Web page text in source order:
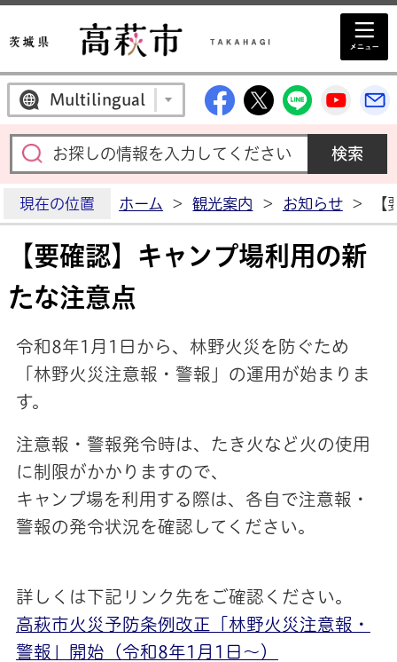
Multilingual 高萩市公式
高萩市公式X
高萩市
高
現在の位置 ホーム > 観光案内 > お知らせ >
【要確認】キャンプ場利用の新
たな注意点
令和8年1月1日から、林野火災を防ぐため
「林野火災注意報・警報」の運用が始まりま
す。
注意報・警報発令時は、たき火など火の使用
に制限がかかりますので、
キャンプ場を利用する際は、各自で注意報・
警報の発令状況を確認してください。
詳しくは下記リンク先をご確認ください。
高萩市火災予防条例改正「林野火災注意報・
警報」開始（令和8年1月1日～）